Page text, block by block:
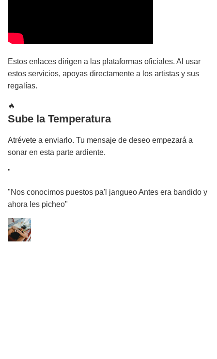
Estos enlaces dirigen a las plataformas oficiales. Al usar
estos servicios, apoyas directamente a los artistas y sus
regalías.
🔥
Sube la Temperatura
Atrévete a enviarlo. Tu mensaje de deseo empezará a
sonar en esta parte ardiente.
"
"Nos conocimos puestos pa'l jangueo Antes era bandido y
ahora les picheo"